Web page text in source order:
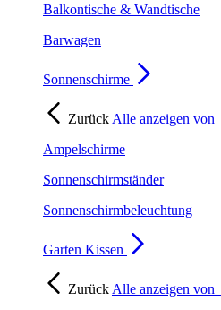
Balkontische & Wandtische
Barwagen
Sonnenschirme
Zurück Alle anzeigen von
Ampelschirme
Sonnenschirmständer
Sonnenschirmbeleuchtung
Garten Kissen
Zurück Alle anzeigen von